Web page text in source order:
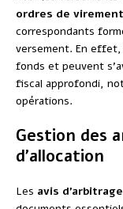
ordres de virement
correspondants
versement. En
fonds et peuvent
fiscal approfondi,
opérations.
Gestion des
d’allocation
Les avis d’arbitrage